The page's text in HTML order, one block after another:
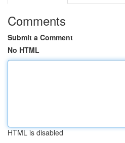
Comments
Submit a Comment
No HTML
HTML is disabled